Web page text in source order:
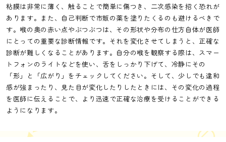
粘膜は非常に薄く、触ることで簡単に傷つき、二次感染を招く恐れが
あります。また、自己判断で市販の薬を塗りたくるのも避けるべきで
す。喉の奥の赤い点やぶつぶつは、その形状や分布の仕方自体が医師
にとっての重要な診断情報です。それを変化させてしまうと、正確な
診断が難しくなることがあります。自分の喉を観察する際は、スマー
トフォンのライトなどを使い、舌をしっかり下げて、冷静にその
「形」と「広がり」をチェックしてください。そして、少しでも違和
感が強まったり、見た目が変化したりしたときには、その変化の過程
を医師に伝えることで、より迅速で正確な治療を受けることができる
ようになります。